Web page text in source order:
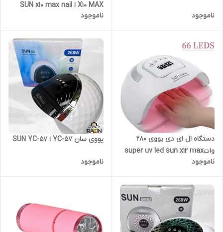
ناموجود
X10 MAX ا SUN x10 max nail
dryer
ناموجود
دستگاه ال ای دی یووی 280
واتsuper uv led sun x12 max
ناموجود
یووی سان YC-57 ا SUN YC-57
ناموجود